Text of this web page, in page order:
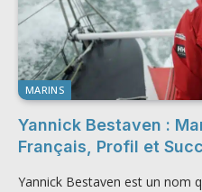
MARINS
Yannick Bestaven :
Français, Profil et
Yannick Bestaven est un nom